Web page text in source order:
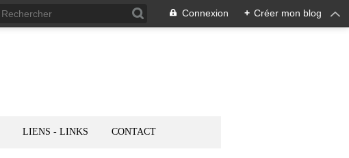
Connexion + Créer mon blog
LIENS - LINKS CONTACT